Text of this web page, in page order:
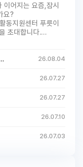
이어지는 요즘,잠시
요?
동지원센터 푸릇이
초대합니다.…
26.08.04
26.07.27
26.07.27
26.07.10
26.07.03